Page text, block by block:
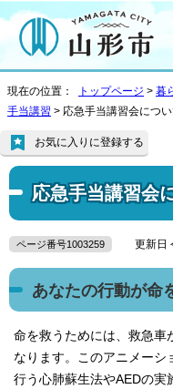
現在の位置： トップページ > 暮
手当講習 > 応急手当講習会につ
応急手当講習会
お気に入りに登録する
ページ番号1003259 更新日
あなたの行動が命
命を救うためには、救急車
なります。このアニメーシ
行う心肺蘇生法やAEDの実